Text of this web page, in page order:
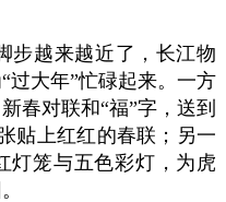
越来越近了，长江物
过大年”忙碌起来。一方
春对联和“福”字，送到
贴上红红的春联；另一
灯笼与五色彩灯，为虎